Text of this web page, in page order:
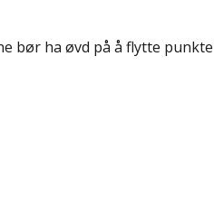
bør ha øvd på å flytte